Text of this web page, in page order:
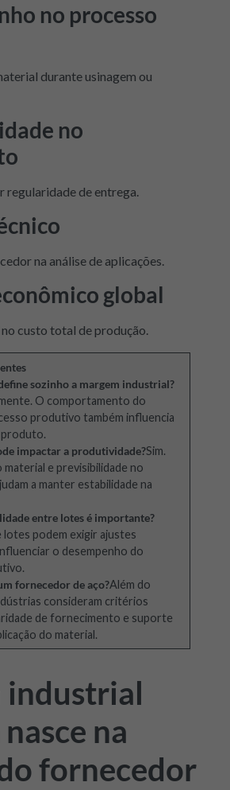
no processo
durante usinagem ou
no
regularidade de entrega.
na análise de aplicações.
global
custo total de produção.
sozinho a margem industrial?
O comportamento do
produtivo também influencia
impactar a produtividade?Sim.
material e previsibilidade no
a manter estabilidade na
entre lotes é importante?
podem exigir ajustes
o desempenho do
fornecedor de aço?Além do
consideram critérios
de fornecimento e suporte
do material.
industrial
na
fornecedor